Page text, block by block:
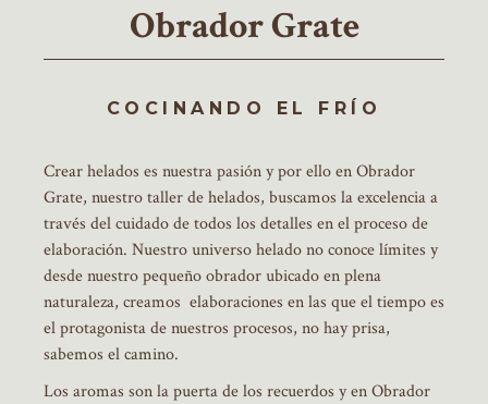
Obrador Grate
COCINANDO EL FRÍO
Crear helados es nuestra pasión y por ello en Obrador
Grate, nuestro taller de helados, buscamos la excelencia a
través del cuidado de todos los detalles en el proceso de
elaboración. Nuestro universo helado no conoce límites y
desde nuestro pequeño obrador ubicado en plena
naturaleza, creamos elaboraciones en las que el tiempo es
el protagonista de nuestros procesos, no hay prisa,
sabemos el camino.
Los aromas son la puerta de los recuerdos y en Obrador